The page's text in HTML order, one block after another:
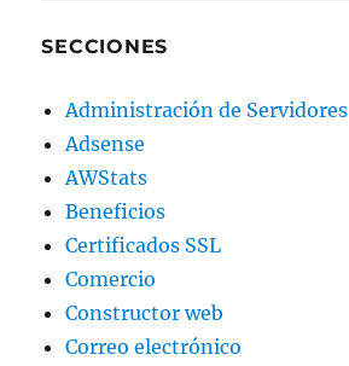
SECCIONES
Administración de Servidores
Adsense
AWStats
Beneficios
Certificados SSL
Comercio
Constructor web
Correo electrónico